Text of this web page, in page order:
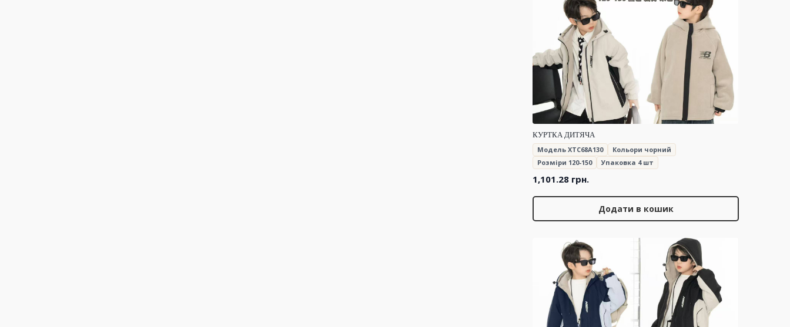
КУРТКА ДИТЯЧА
Модель XTC68A130
Кольори чорний
Розміри 120-150
Упаковка 4 шт
1,101.28 грн.
Додати в кошик